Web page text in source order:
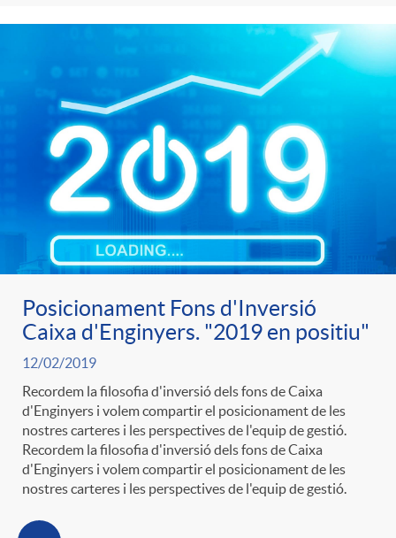
i
a
s
Posicionament Fons d'Inversió
Caixa d'Enginyers. "2019 en positiu"
12/02/2019
Recordem la filosofia d'inversió dels fons de Caixa
d'Enginyers i volem compartir el posicionament de les
nostres carteres i les perspectives de l'equip de gestió.
Recordem la filosofia d'inversió dels fons de Caixa
d'Enginyers i volem compartir el posicionament de les
nostres carteres i les perspectives de l'equip de gestió.